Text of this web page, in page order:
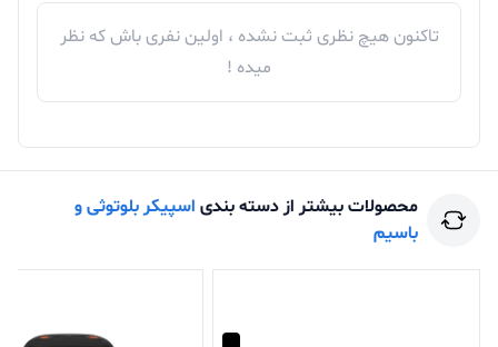
تاکنون هیچ نظری ثبت نشده ، اولین نفری باش که نظر
میده !
محصولات بیشتر از دسته بندی اسپیکر بلوتوثی و
باسیم